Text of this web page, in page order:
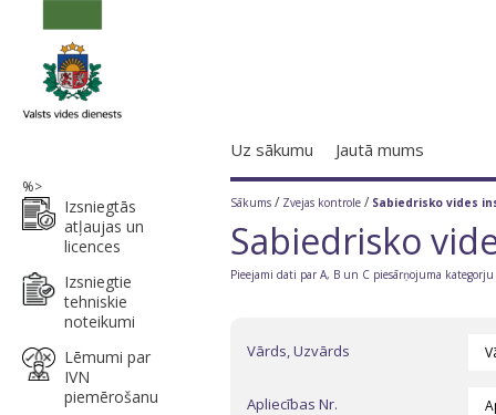
Uz sākumu Jautā mums
%>
Izsniegtās
atļaujas un
licences
Izsniegtie
tehniskie
noteikumi
Lēmumi par
IVN
piemērošanu
Sākums / Zvejas kontrole / Sabiedrisko vides
Sabiedrisko
Pieejami dati par A, B un C piesārņojuma
Vārds, Uzvārds
Apliecības Nr.